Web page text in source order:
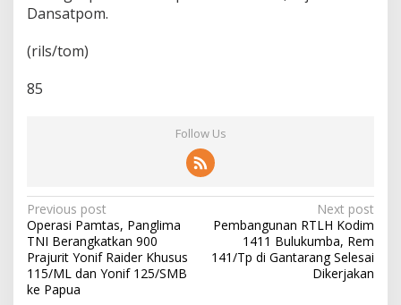
Dansatpom.
(rils/tom)
85
Follow Us
P
o
s
t
Previous post
Operasi Pamtas, Panglima
TNI Berangkatkan 900
Prajurit Yonif Raider Khusus
115/ML dan Yonif 125/SMB
ke Papua
Next post
Pembangunan RTLH Kodim
1411 Bulukumba, Rem
141/Tp di Gantarang Selesai
Dikerjakan